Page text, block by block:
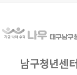
남구청년센터